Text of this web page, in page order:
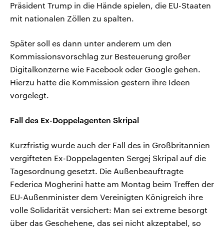
Präsident Trump in die Hände spielen, die EU-Staaten
mit nationalen Zöllen zu spalten.
Später soll es dann unter anderem um den
Kommissionsvorschlag zur Besteuerung großer
Digitalkonzerne wie Facebook oder Google gehen.
Hierzu hatte die Kommission gestern ihre Ideen
vorgelegt.
Fall des Ex-Doppelagenten Skripal
Kurzfristig wurde auch der Fall des in Großbritannien
vergifteten Ex-Doppelagenten Sergej Skripal auf die
Tagesordnung gesetzt. Die Außenbeauftragte
Federica Mogherini hatte am Montag beim Treffen der
EU-Außenminister dem Vereinigten Königreich ihre
volle Solidarität versichert: Man sei extreme besorgt
über das Geschehene, das sei nicht akzeptabel, so